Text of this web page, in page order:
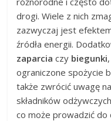
drogi. Wiele z nich
zazwyczaj jest
źródła energii.
zaparcia czy biegunki
ograniczone spożycie
także zwrócić uwagę
składników
co może prowadzić do